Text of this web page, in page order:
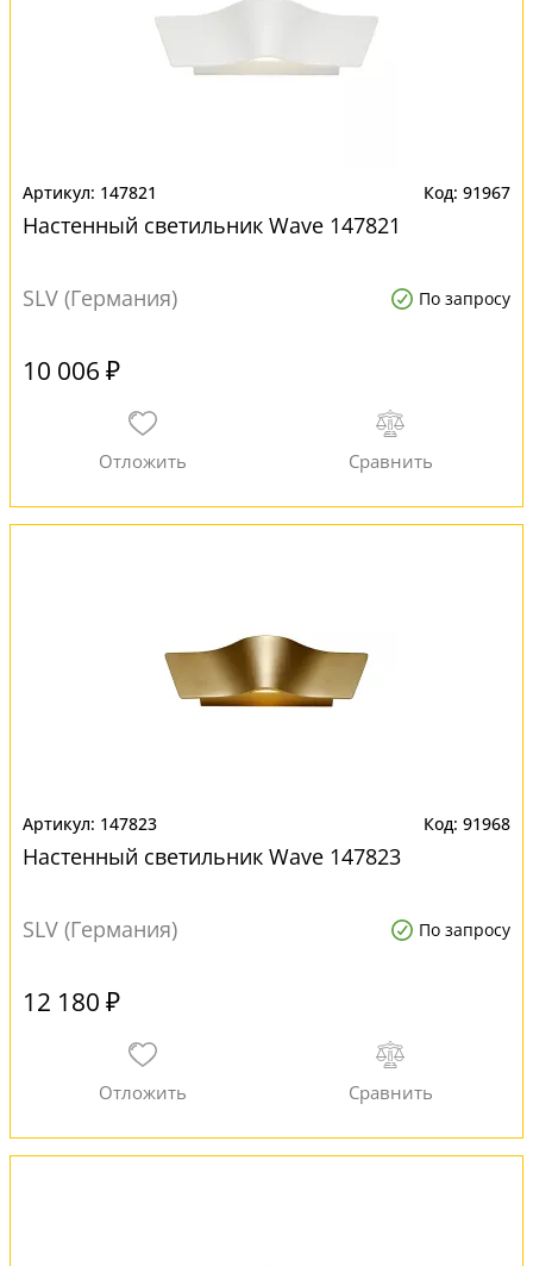
147821 91967
Настенный светильник Wave 147821
SLV (Германия) По запросу
10 006 ₽
147823 91968
Настенный светильник Wave 147823
SLV (Германия) По запросу
12 180 ₽